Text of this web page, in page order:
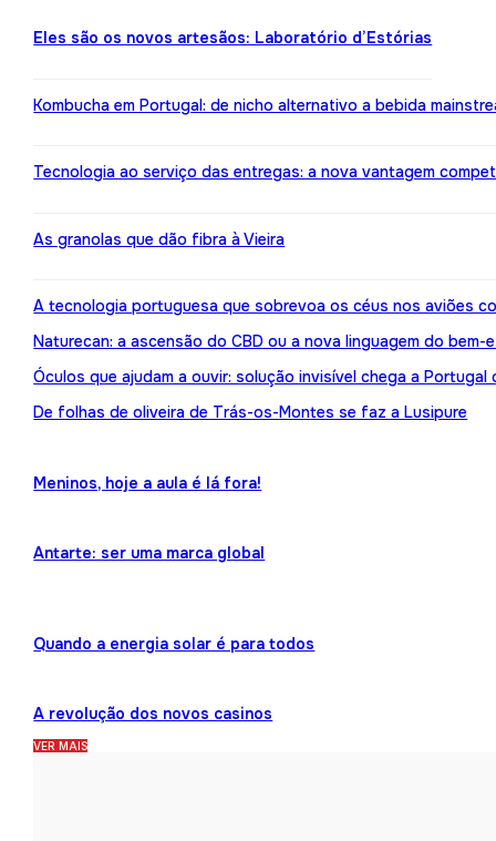
Eles são os novos artesãos: Laboratório d’Estórias
Kombucha em Portugal: de nicho alternativo a bebida
Tecnologia ao serviço das entregas: a nova vantagem
As granolas que dão fibra à Vieira
A tecnologia portuguesa que sobrevoa os céus nos aviões
Naturecan: a ascensão do CBD ou a nova linguagem do bem-
Óculos que ajudam a ouvir: solução invisível chega a Portugal
De folhas de oliveira de Trás-os-Montes se faz a Lusipure
Meninos, hoje a aula é lá fora!
Antarte: ser uma marca global
Quando a energia solar é para todos
A revolução dos novos casinos
VER MAIS